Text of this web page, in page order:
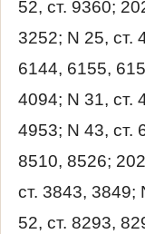
52, ст. 9360;
3252; N 25, ст.
6144, 6155,
4094; N 31, ст.
4953; N 43, ст.
8510, 8526;
ст. 3843, 3849;
52, ст. 8293,